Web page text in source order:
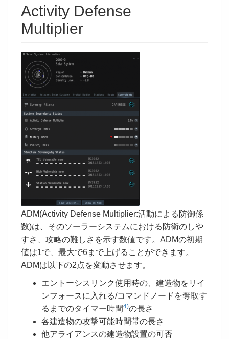
Activity Defense
Multiplier
ADM(Activity Defense Multiplier:活動による防御係
数)は、そのソーラーシステムにおける防衛のしや
すさ、攻略の難しさを示す数値です。ADMの初期
値は1で、最大で6まで上げることができます。
ADMは以下の2点を変動させます。
エントーシスリンク使用時の、建造物をリイ
ンフォースに入れる/コマンドノードを奪取す
るまでのタイマー時間4)の長さ
各建造物の攻撃可能時間帯の長さ
他アライアンスの建造物設置の可否